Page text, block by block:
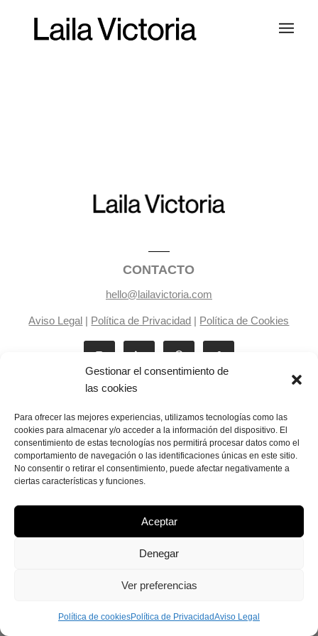
Gestionar el consentimiento de
las cookies
Para ofrecer las mejores experiencias, utilizamos tecnologías como las
cookies para almacenar y/o acceder a la información del dispositivo. El
consentimiento de estas tecnologías nos permitirá procesar datos como el
comportamiento de navegación o las identificaciones únicas en este sitio.
No consentir o retirar el consentimiento, puede afectar negativamente a
ciertas características y funciones.
Aceptar
Denegar
Ver preferencias
Política de cookiesPolítica de PrivacidadAviso Legal
CONTACTO
hello@lailavictoria.com
Aviso Legal | Política de Privacidad | Política de Cookies
Laila Victoria © copyright 2025